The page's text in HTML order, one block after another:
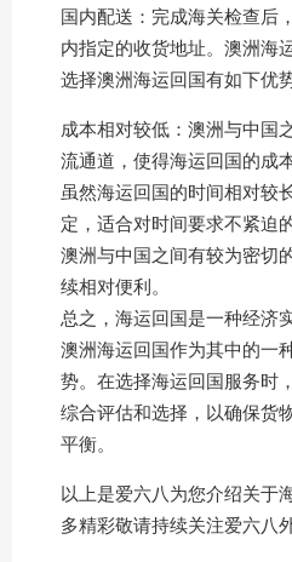
国内配送：完成海关检查后
内指定的收货地址。澳洲海
选择澳洲海运回国有如下优
成本相对较低：澳洲与中国
流通道，使得海运回国的成
虽然海运回国的时间相对较
定，适合对时间要求不紧迫
澳洲与中国之间有较为密切
续相对便利。
总之，海运回国是一种经济
澳洲海运回国作为其中的一
势。在选择海运回国服务时
综合评估和选择，以确保货
平衡。
以上是爱六八为您介绍关于
多精彩敬请持续关注爱六八